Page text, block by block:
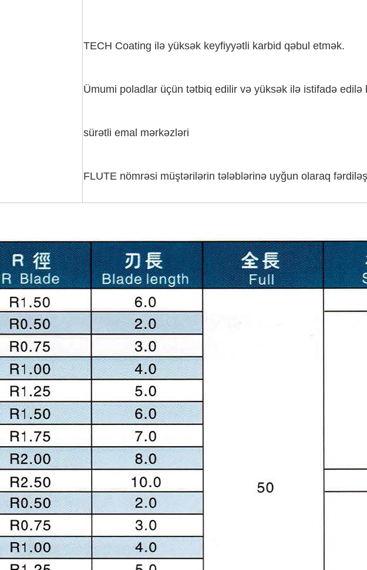
TECH Coating ilə yüksək keyfiyyətli karbid qəbul etmək.
Ümumi poladlar üçün tətbiq edilir və yüksək ilə istifadə edilə
sürətli emal mərkəzləri
FLUTE nömrəsi müştərilərin tələblərinə uyğun olaraq